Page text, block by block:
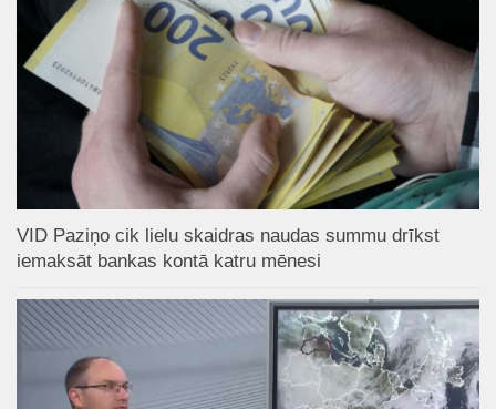
VID Paziņo cik lielu skaidras naudas summu drīkst
iemaksāt bankas kontā katru mēnesi